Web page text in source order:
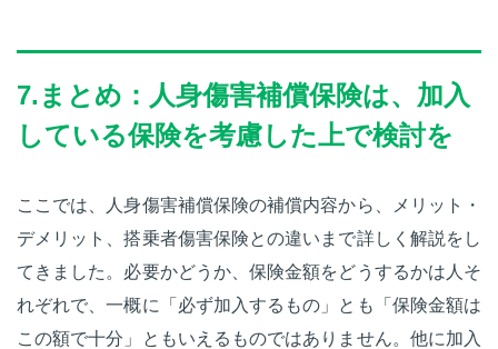
7.まとめ：人身傷害補償保険は、加入
している保険を考慮した上で検討を
ここでは、人身傷害補償保険の補償内容から、メリット・
デメリット、搭乗者傷害保険との違いまで詳しく解説をし
てきました。必要かどうか、保険金額をどうするかは人そ
れぞれで、一概に「必ず加入するもの」とも「保険金額は
この額で十分」ともいえるものではありません。他に加入